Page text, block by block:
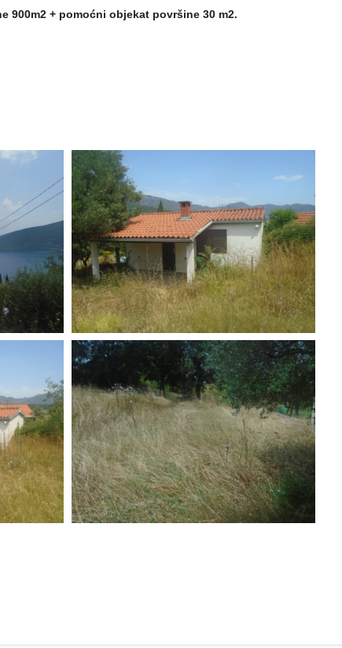
900m2 + pomoćni objekat površine 30 m2.